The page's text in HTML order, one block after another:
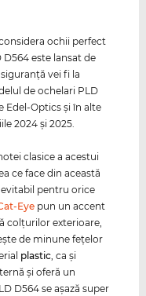
ochii perfect
D564 este lansat de
vei fi la
de ochelari PLD
Edel-Optics şi în alte
2024 şi 2025.
clasice a acestui
ce face din această
pentru orice
Eye pun un accent
colţurilor exterioare,
de minune feţelor
plastic , ca şi
şi oferă un
D564 se aşază super